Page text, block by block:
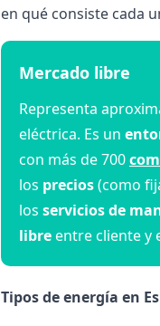
en qué consiste cada
Mercado libre
Representa
eléctrica. Es un
con más de 700
los precios(como
los servicios de
libreentre cliente y
Tipos de energía en